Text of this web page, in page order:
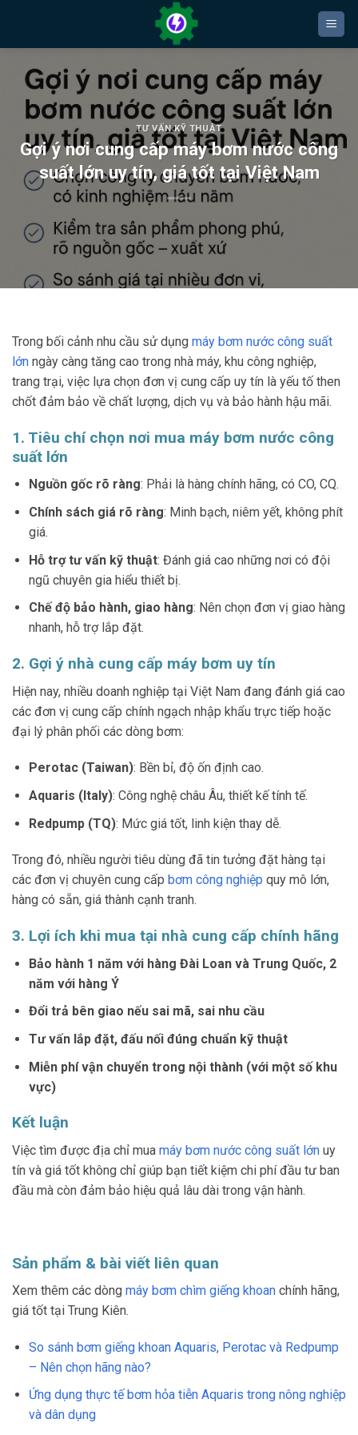
nội
TƯ VẤN KỸ THUẬT
Gợi ý nơi cung cấp máy bơm nước công
suất lớn uy tín, giá tốt tại Việt Nam
Trong bối cảnh nhu cầu sử dụng máy bơm nước công suất
lớn ngày càng tăng cao trong nhà máy, khu công nghiệp,
trang trại, việc lựa chọn đơn vị cung cấp uy tín là yếu tố then
chốt đảm bảo về chất lượng, dịch vụ và bảo hành hậu mãi.
1. Tiêu chí chọn nơi mua máy bơm nước công
suất lớn
Nguồn gốc rõ ràng: Phải là hàng chính hãng, có CO, CQ.
Chính sách giá rõ ràng: Minh bạch, niêm yết, không phít
giá.
Hỗ trợ tư vấn kỹ thuật: Đánh giá cao những nơi có đội
ngũ chuyên gia hiểu thiết bị.
Chế độ bảo hành, giao hàng: Nên chọn đơn vị giao hàng
nhanh, hỗ trợ lắp đặt.
2. Gợi ý nhà cung cấp máy bơm uy tín
Hiện nay, nhiều doanh nghiệp tại Việt Nam đang đánh giá cao
các đơn vị cung cấp chính ngạch nhập khẩu trực tiếp hoặc
đại lý phân phối các dòng bơm:
Perotac (Taiwan): Bền bỉ, độ ốn định cao.
Aquaris (Italy): Công nghệ châu Âu, thiết kế tính tế.
Redpump (TQ): Mức giá tốt, linh kiện thay dễ.
Trong đó, nhiều người tiêu dùng đã tin tưởng đặt hàng tại
các đơn vị chuyên cung cấp bơm công nghiệp quy mô lớn,
hàng có sẵn, giá thành cạnh tranh.
3. Lợi ích khi mua tại nhà cung cấp chính hãng
Bảo hành 1 năm với hàng Đài Loan và Trung Quốc, 2
năm với hàng Ý
Đổi trả bên giao nếu sai mã, sai nhu cầu
Tư vấn lắp đặt, đấu nối đúng chuẩn kỹ thuật
Miễn phí vận chuyển trong nội thành (với một số khu
vực)
Kết luận
Việc tìm được địa chỉ mua máy bơm nước công suất lớn uy
tín và giá tốt không chỉ giúp bạn tiết kiệm chi phí đầu tư ban
đầu mà còn đảm bảo hiệu quả lâu dài trong vận hành.
Sản phẩm & bài viết liên quan
Xem thêm các dòng máy bơm chìm giếng khoan chính hãng,
giá tốt tại Trung Kiên.
So sánh bơm giếng khoan Aquaris, Perotac và Redpump
– Nên chọn hãng nào?
Ứng dụng thực tế bơm hỏa tiễn Aquaris trong nông nghiệp
và dân dụng